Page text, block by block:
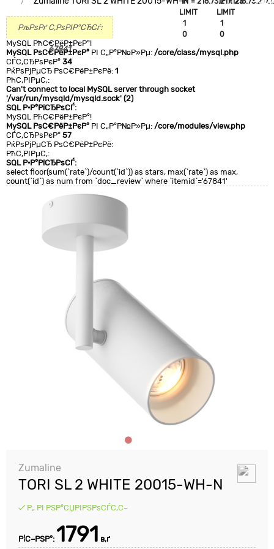
LIMIT
1
0
LIMIT
1
0
РљРѕРґ С‚РѕРІР°СЂСѓ:
67841
MySQL РћС€РёР±РєР°!
MySQL РѕС€РёР±РєР° РІ С„Р°Р№Р»Рµ: /core/class/mysql.php
СЃС‚СЂРѕРєР° 34
РќРѕРјРµСЂ РѕС€РёР±РєРё: 1
РћС‚РІРµС‚:
Can't connect to local MySQL server through socket
'/var/run/mysqld/mysqld.sock' (2)
SQL Р·Р°РїСЂРѕСЃ:
MySQL РћС€РёР±РєР°!
MySQL РѕС€РёР±РєР° РІ С„Р°Р№Р»Рµ: /core/modules/view.php
СЃС‚СЂРѕРєР° 57
РќРѕРјРµСЂ РѕС€РёР±РєРё:
РћС‚РІРµС‚:
SQL Р·Р°РїСЂРѕСЃ:
select floor(sum(`rate`)/count(`id`)) as stars, max(`rate`) as max,
count(`id`) as num from `doc_review` where `itemid`='67841'
Zumaline
TORI SL 2 WHITE 20015-WH-N
Р„ РІ РЅР°СЏРІРЅРѕСЃС‚С–
Р¦С–РЅР°: 1791 в‚ґ